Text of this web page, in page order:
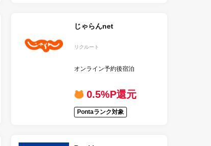
じゃらんnet
リクルート
オンライン予約後宿泊
0.5%P還元
Pontaランク対象